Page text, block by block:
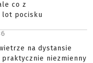
co z
lot pocisku
na dystansie
niezmienny